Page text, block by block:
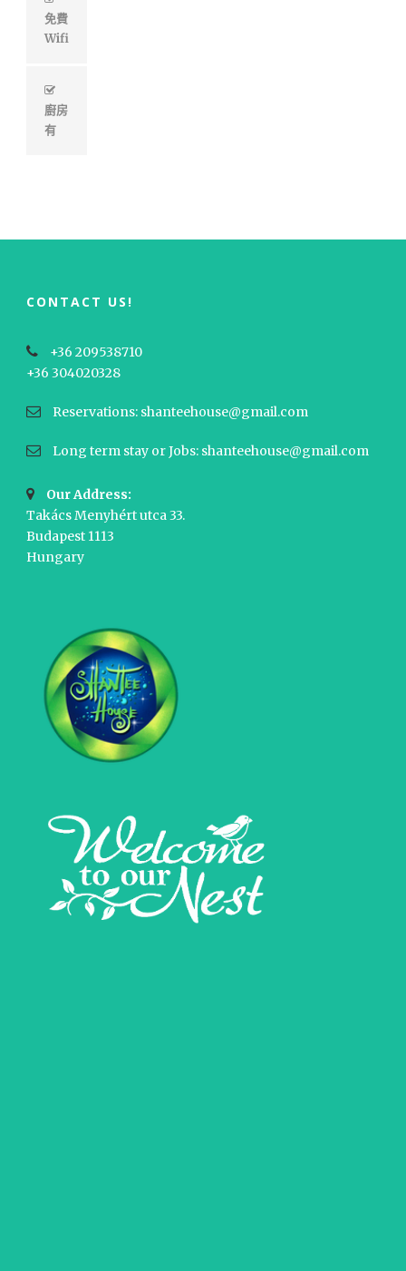
免費
Wifi
廚房
有
CONTACT US!
+36 209538710
+36 304020328
Reservations: shanteehouse@gmail.com
Long term stay or Jobs: shanteehouse@gmail.com
Our Address:
Takács Menyhért utca 33.
Budapest 1113
Hungary